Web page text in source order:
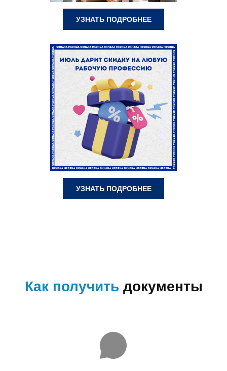
УЗНАТЬ ПОДРОБНЕЕ
УЗНАТЬ ПОДРОБНЕЕ